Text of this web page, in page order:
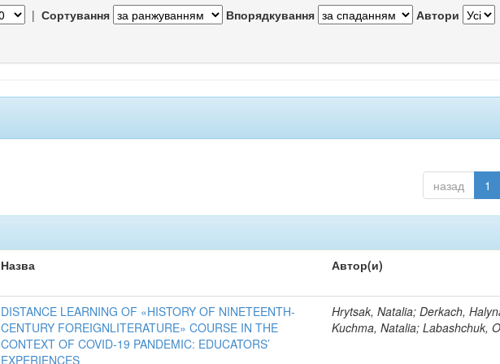
| Сортування Впорядкування Автори
назад 1
Назва Автор(и)
DISTANCE LEARNING OF «HISTORY OF NINETEENTH-
CENTURY FOREIGNLITERATURE» COURSE IN THE
CONTEXT OF COVID-19 PANDEMIC: EDUCATORS’
EXPERIENCES
Hrytsak, Natalia; Derkach,
Kuchma, Natalia; Labashchuk,